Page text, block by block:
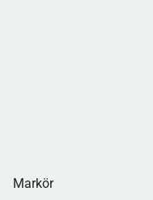
Markör